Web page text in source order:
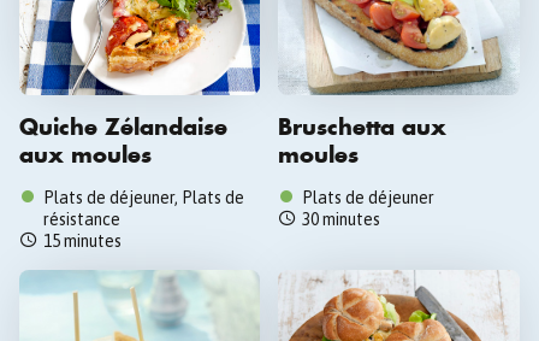
Quiche Zélandaise
aux moules
Plats de déjeuner, Plats de
résistance
15 minutes
Bruschetta aux
moules
Plats de déjeuner
30 minutes